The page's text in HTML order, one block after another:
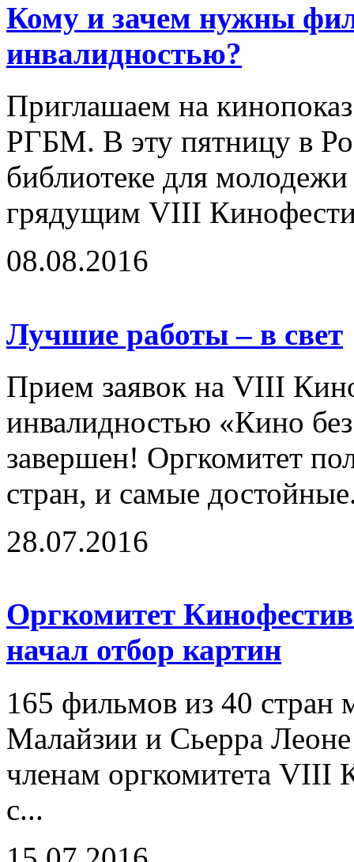
Кому и зачем нужны
инвалидностью?
Приглашаем на
РГБМ. В эту пятницу в
библиотеке для молодежи
грядущим VIII
08.08.2016
Лучшие работы – в свет
Прием заявок на VIII
инвалидностью «Кино
завершен! Оргкомитет
стран, и самые
28.07.2016
Оргкомитет
начал отбор картин
165 фильмов из 40 стран
Малайзии и Сьерра
членам оргкомитета VIII
с...